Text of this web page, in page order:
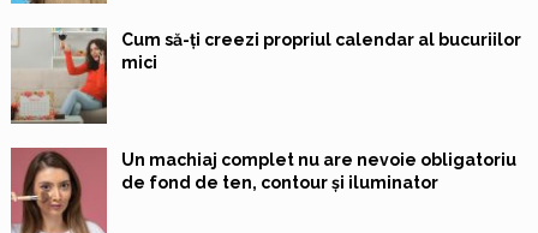
Cum să-ți creezi propriul calendar al bucuriilor
mici
Un machiaj complet nu are nevoie obligatoriu
de fond de ten, contour și iluminator